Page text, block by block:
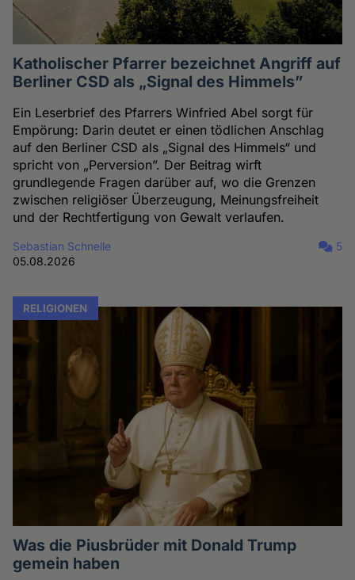
Katholischer Pfarrer bezeichnet Angriff auf
Berliner CSD als „Signal des Himmels”
Ein Leserbrief des Pfarrers Winfried Abel sorgt für
Empörung: Darin deutet er einen tödlichen Anschlag
auf den Berliner CSD als „Signal des Himmels“ und
spricht von „Perversion”. Der Beitrag wirft
grundlegende Fragen darüber auf, wo die Grenzen
zwischen religiöser Überzeugung, Meinungsfreiheit
und der Rechtfertigung von Gewalt verlaufen.
Sebastian Schnelle
05.08.2026
5
RELIGIONEN
Was die Piusbrüder mit Donald Trump
gemein haben